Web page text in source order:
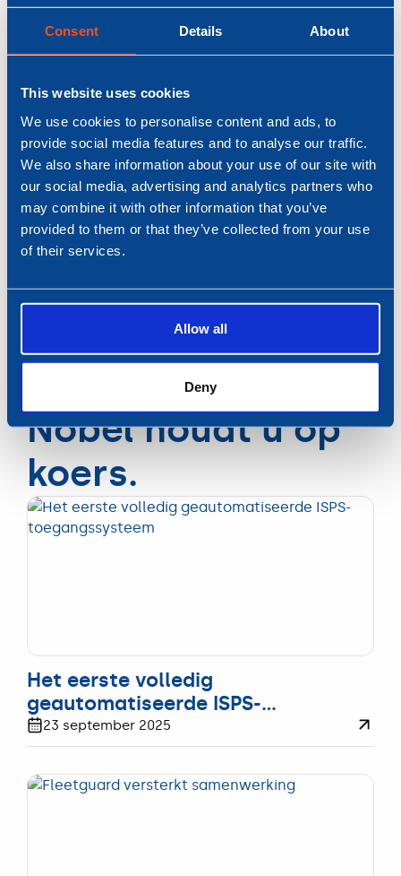
Consent Details About
This website uses cookies
We use cookies to personalise content and ads, to
provide social media features and to analyse our traffic.
We also share information about your use of our site with
our social media, advertising and analytics partners who
may combine it with other information that you’ve
provided to them or that they’ve collected from your use
of their services.
Allow all
Deny
handen nodig heeft, springt er altijd wel een
collega bij. Je staat er nooit alleen voor. Dat
maakt het werken bij Nobel niet alleen
plezierig en menselijk. Je voelt je onderdeel
van een hecht team, en dat geeft veel
energie.
Nobel houdt u op
koers.
Het eerste volledig
geautomatiseerde ISPS-
toegangssysteem.
23 september 2025